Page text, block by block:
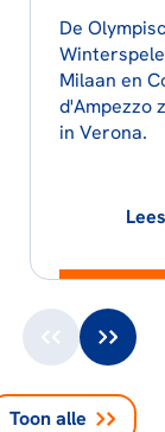
De
Milaan en
d'Ampezzo
in Verona.
Toon alle